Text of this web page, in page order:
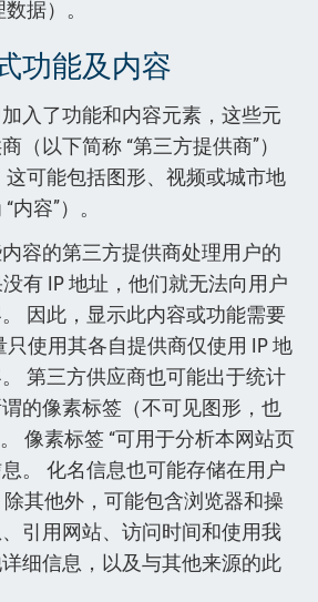
据）。
功能及内容
入了功能和内容元素，这些元
（以下简称 “第三方提供商”）
这可能包括图形、视频或城市地
容”）。
容的第三方提供商处理用户的
有 IP 地址，他们就无法向用户
因此，显示此内容或功能需要
只使用其各自提供商仅使用 IP 地
第三方供应商也可能出于统计
的像素标签（不可见图形，也
像素标签 “可用于分析本网站页
。 化名信息也可能存储在用户
除其他外，可能包含浏览器和操
引用网站、访问时间和使用我
细信息，以及与其他来源的此